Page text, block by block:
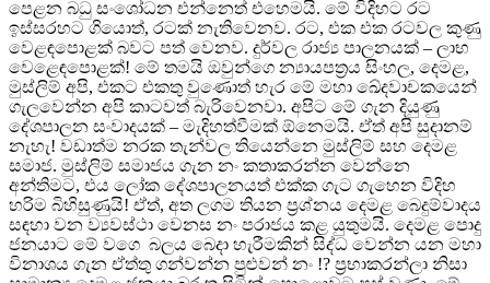
පෙළන බධු සංශෝධන එන්නෙත් එහෙමයි. මේ විදිහට රට
ඉස්සරහට ගියොත්, රටක් නැතිවෙනව. රට, එක එක රටවල කුණු
වෙළඳපොළක් බවට පත් වෙනව. දුර්වල රාජ්‍ය පාලනයක් – ලාභ
වෙළෙඳපොළක්! මේ තමයි ඔවුන්ගෙ න්‍යායපත්‍රය සිංහල, දෙමළ,
මුස්ලිම් අපි, එකට එකතු වුණොත් හැර මේ මහා ඛේදවාචකයෙන්
ගැලවෙන්න අපි කාටවත් බැරිවෙනවා. අපිට මේ ගැන දියුණු
දේශපාලන සංවාදයක් – මැදිහත්වීමක් ඕනෙමයි. ඒත් අපි සුදානම්
නැහැ! වඩාත්ම නරක තැන්වල තියෙන්නෙ මුස්ලිම් සහ දෙමළ
සමාජ. මුස්ලිම් සමාජය ගැන නං කතාකරන්න වෙන්නෙ
අන්තිමට, එය ලෝක දේශපාලනයත් එක්ක ගැට ගැහෙන විදිහ
හරිම බිහිසුණුයි! ඒත්, අත ලගම තියන ප්‍රශ්නය දෙමළ බෙදුම්වාදය
සඳහා වන ව්‍යවස්ථා වෙනස නං පරාජය කළ යුතුමයි. දෙමළ පොදු
ජනයාට මේ වගෙ බලය බෙදා හැරීමකින් සිද්ධ වෙන්න යන මහා
විනාශය ගැන ඒත්තු ගන්වන්න පුළුවන් නං !? ප්‍රභාකරන්ලා නිසා